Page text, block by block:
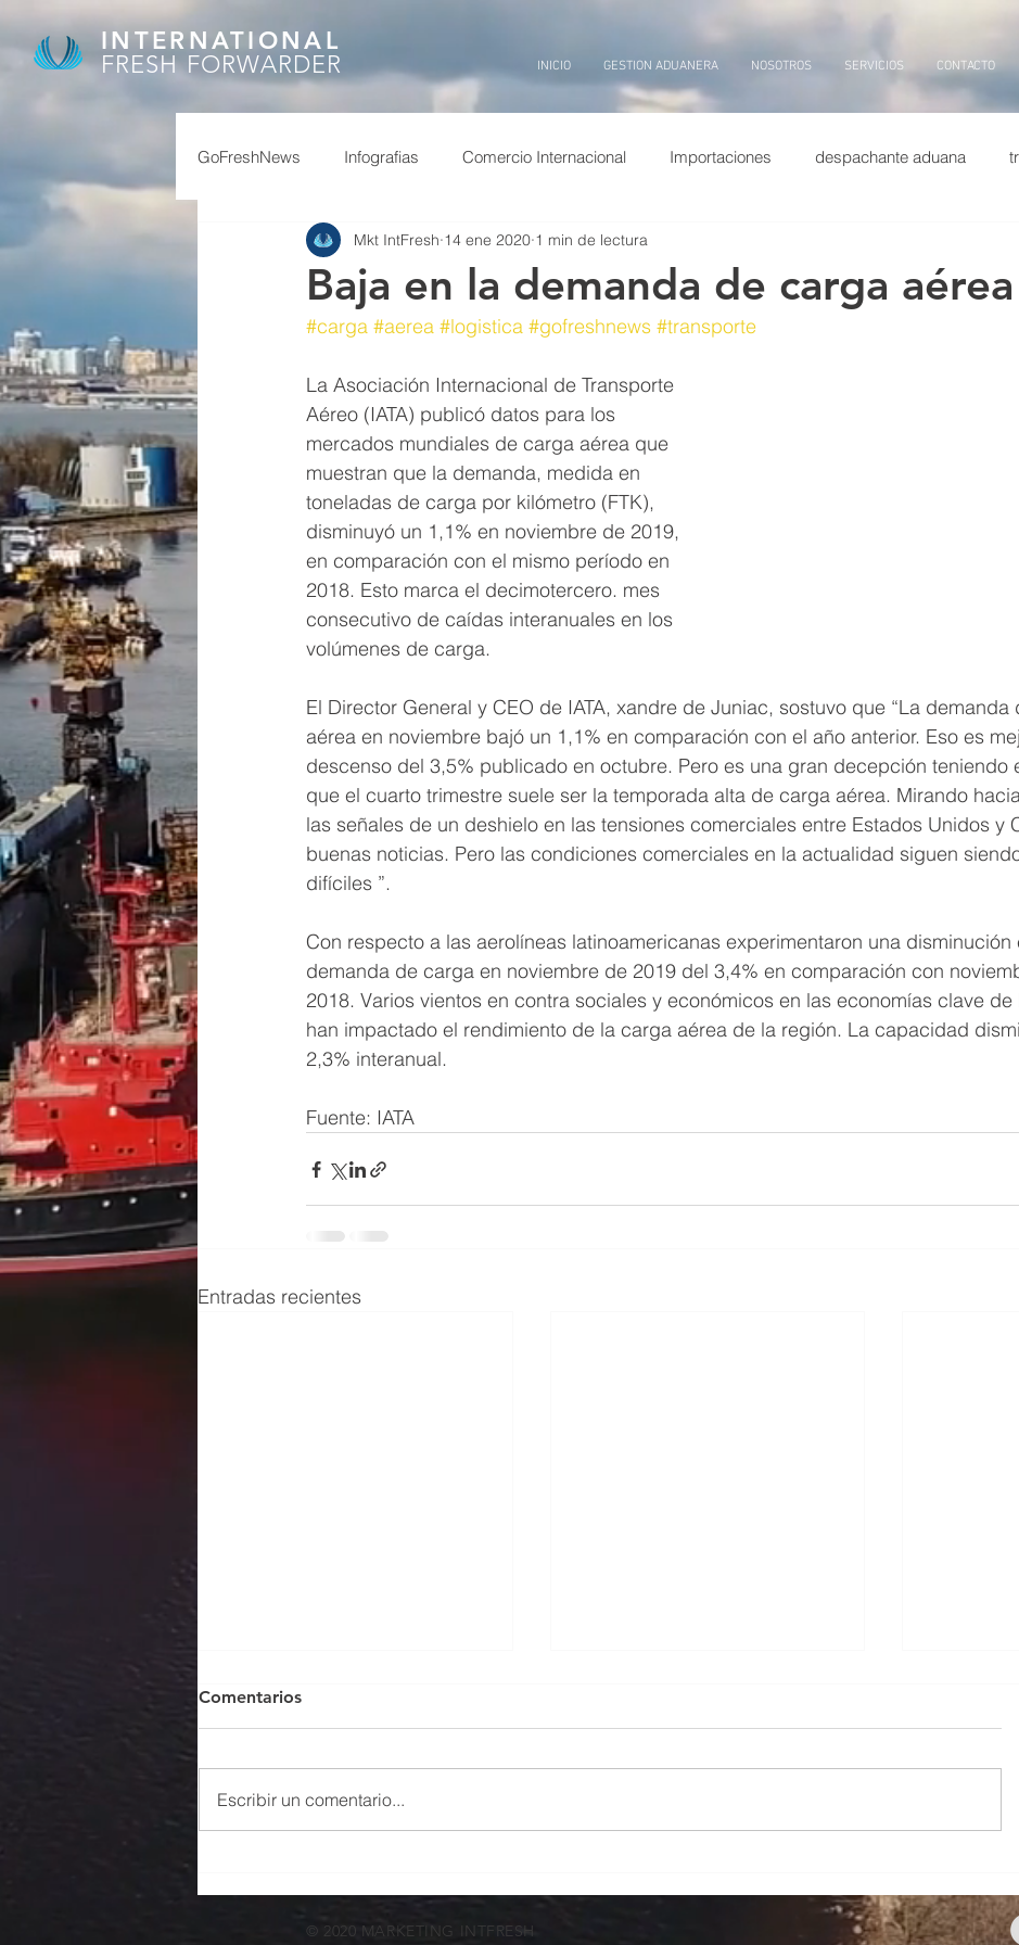
INTERNATIONAL
FRESH FORWARDER
INICIO GESTION ADUANERA NOSOTROS SERVICIOS CONTACTO
GoFreshNews Infografias Comercio Internacional Importaciones despachante aduana
covid, puertos china, covid puertos china
granos feriados china dolar puerto billetes
superavit
Baja en la demanda de carga aérea
Mkt IntFresh 14 ene 2020 1 min de lectura
#carga #aerea #logistica #gofreshnews #transporte
La Asociación Internacional de Transporte
Aéreo (IATA) publicó datos para los
mercados mundiales de carga aérea que
muestran que la demanda, medida en
toneladas de carga por kilómetro (FTK),
disminuyó un 1,1% en noviembre de 2019,
en comparación con el mismo período en
2018. Esto marca el decimotercero. mes
consecutivo de caídas interanuales en los
volúmenes de carga.
El Director General y CEO de IATA, xandre de Juniac, sostuvo que “La demanda
aérea en noviembre bajó un 1,1% en comparación con el año anterior. Eso es
descenso del 3,5% publicado en octubre. Pero es una gran decepción teniendo
que el cuarto trimestre suele ser la temporada alta de carga aérea. Mirando
las señales de un deshielo en las tensiones comerciales entre Estados Unidos y
buenas noticias. Pero las condiciones comerciales en la actualidad siguen
difíciles ”.
Con respecto a las aerolíneas latinoamericanas experimentaron una disminución
demanda de carga en noviembre de 2019 del 3,4% en comparación con
2018. Varios vientos en contra sociales y económicos en las economías clave de
han impactado el rendimiento de la carga aérea de la región. La capacidad
2,3% interanual.
Fuente: IATA
Entradas recientes
empresas deben hacer su
importación: apuntan a
Fresh:
parte de
Comentarios
Escribir un comentario...
© 2020 MARKETING INTFRESH